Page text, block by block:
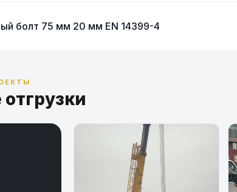
болт 75 мм 20 мм EN 14399-4